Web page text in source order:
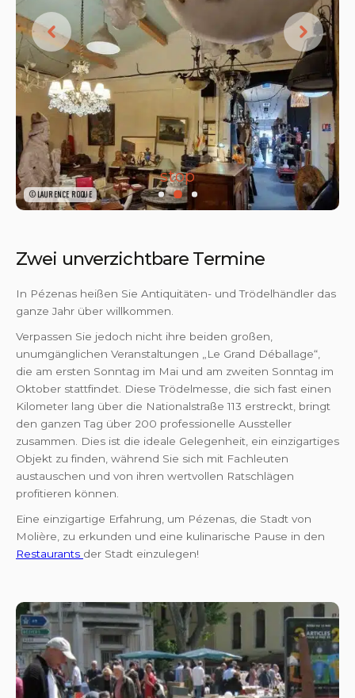
©LAURENCE ROQUE
stop
Zwei unverzichtbare Termine
In Pézenas heißen Sie Antiquitäten- und Trödelhändler das
ganze Jahr über willkommen.
Verpassen Sie jedoch nicht ihre beiden großen,
unumgänglichen Veranstaltungen „Le Grand Déballage“,
die am ersten Sonntag im Mai und am zweiten Sonntag im
Oktober stattfindet. Diese Trödelmesse, die sich fast einen
Kilometer lang über die Nationalstraße 113 erstreckt, bringt
den ganzen Tag über 200 professionelle Aussteller
zusammen. Dies ist die ideale Gelegenheit, ein einzigartiges
Objekt zu finden, während Sie sich mit Fachleuten
austauschen und von ihren wertvollen Ratschlägen
profitieren können.
Eine einzigartige Erfahrung, um Pézenas, die Stadt von
Molière, zu erkunden und eine kulinarische Pause in den
Restaurants der Stadt einzulegen!